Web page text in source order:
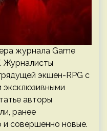
журнала Game
Журналисты
экшен-RPG с
эксклюзивными
авторы
ранее
и совершенно новые.